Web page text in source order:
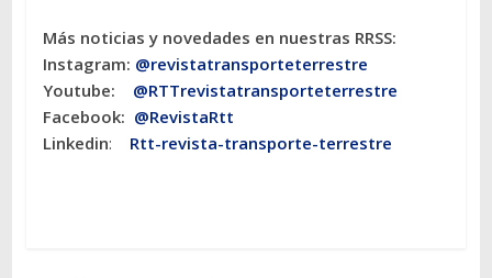
Más noticias y novedades en nuestras RRSS:
Instagram: @revistatransporteterrestre
Youtube: @RTTrevistatransporteterrestre
Facebook: @RevistaRtt
Linkedin: Rtt-revista-transporte-terrestre